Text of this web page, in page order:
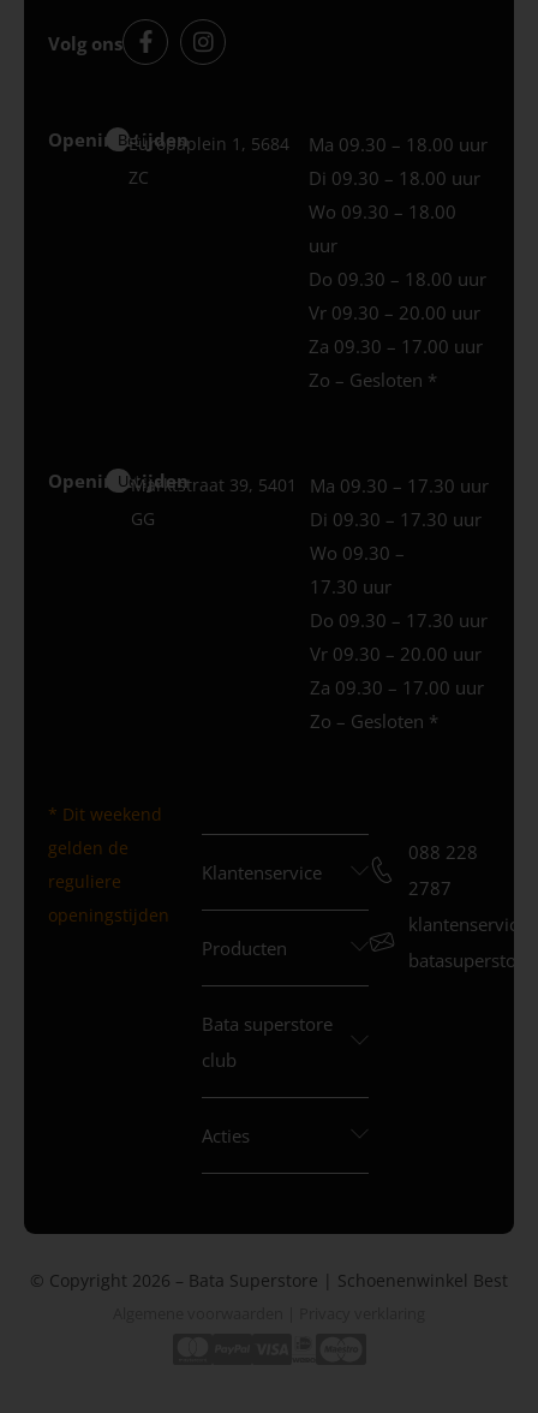
Volg ons
Openingstijden
Best
Europaplein 1, 5684
ZC
Ma 09.30 – 18.00 uur
Di 09.30 – 18.00 uur
Wo 09.30 – 18.00
uur
Do 09.30 – 18.00 uur
Vr 09.30 – 20.00 uur
Za 09.30 – 17.00 uur
Zo – Gesloten *
Openingstijden
Uden
Marktstraat 39, 5401
GG
Ma 09.30 – 17.30 uur
Di 09.30 – 17.30 uur
Wo 09.30 –
17.30 uur
Do 09.30 – 17.30 uur
Vr 09.30 – 20.00 uur
Za 09.30 – 17.00 uur
Zo – Gesloten *
* Dit weekend
gelden de
reguliere
openingstijden
Klantenservice
Producten
Bata superstore
club
Acties
088 228
2787
© Copyright 2026 – Bata Superstore | Schoenenwinkel Best